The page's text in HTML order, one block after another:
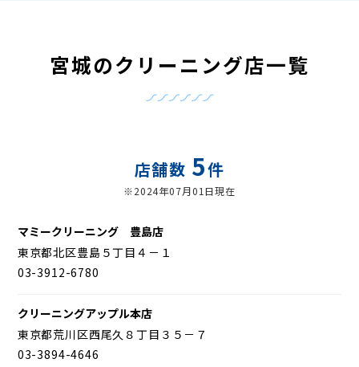
宮城のクリーニング店一覧
店舗数 5件
※2024年07月01日現在
マミークリーニング 豊島店
東京都北区豊島５丁目４－１
03-3912-6780
クリーニングアップル本店
東京都荒川区西尾久８丁目３５－７
03-3894-4646